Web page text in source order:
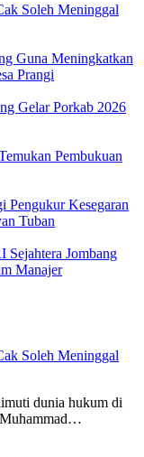
Soleh Meninggal
Guna Meningkatkan
Prangi
Gelar Porkab 2026
Pembukuan
Kesegaran
Tuban
Jombang
Manajer
Soleh Meninggal
dunia hukum di
Muhammad…